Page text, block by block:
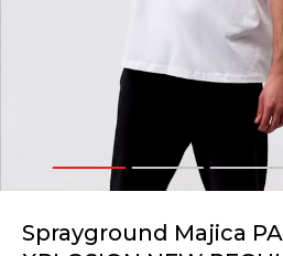
1 2 3
Sprayground Majica